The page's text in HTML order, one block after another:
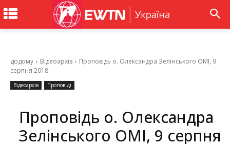
додому Відеоархів
Проповідь о. Олександра Зелінського ОМІ, 9
серпня 2018
Відеоархів Проповіді
Проповідь о. Олександра
Зелінського ОМІ, 9 серпня